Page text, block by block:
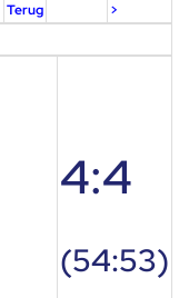
Terug
>
4:4
(54:53)